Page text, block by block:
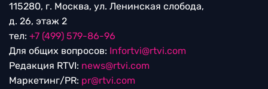
115280, г. Москва, ул. Ленинская слобода,
д. 26, этаж 2
тел: +7 (499) 579-86-96
Для общих вопросов: Infortvi@rtvi.com
Редакция RTVI: news@rtvi.com
Маркетинг/PR: pr@rtvi.com